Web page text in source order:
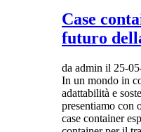
Case
futuro
da admin il 25-
In un mondo in
adattabilità e
presentiamo con
case container